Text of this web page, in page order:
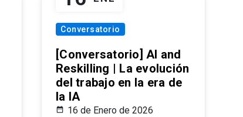
Conversatorio
[Conversatorio] AI and
Reskilling | La evolución
del trabajo en la era de
la IA
16 de Enero de 2026